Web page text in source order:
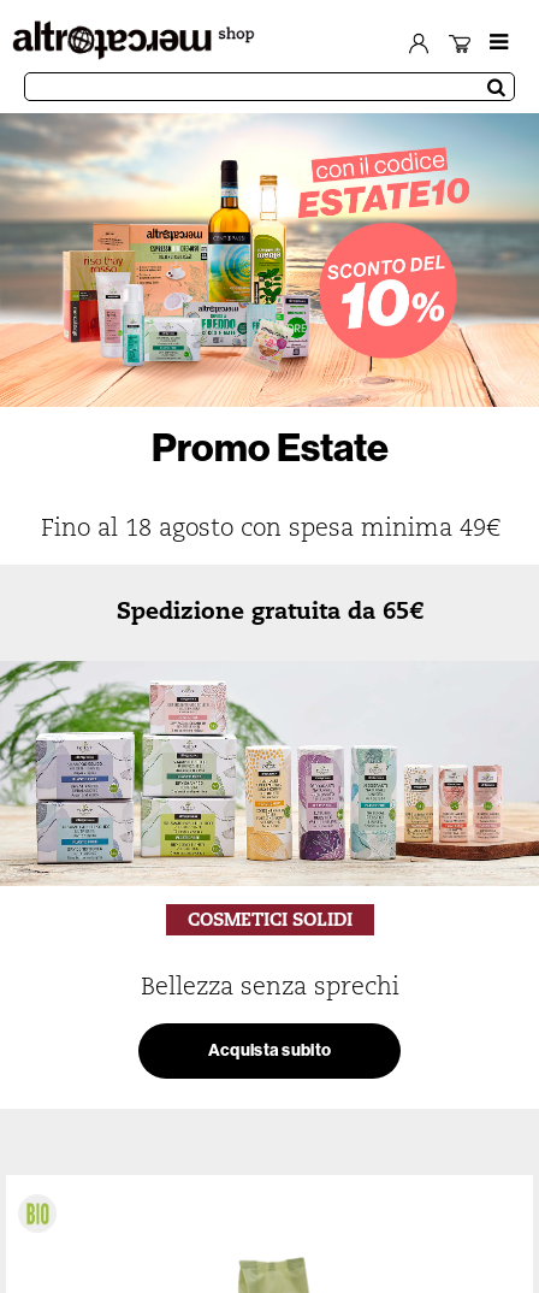
Promo Estate
Fino al 18 agosto con spesa minima 49€
Spedizione gratuita da 65€
COSMETICI SOLIDI
Bellezza senza sprechi
Acquista subito